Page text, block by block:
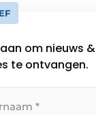
om nieuws &
te ontvangen.